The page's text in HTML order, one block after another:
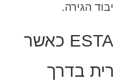
הגירה.
האם יש צורך ביישום ESTA כאשר
בדרך